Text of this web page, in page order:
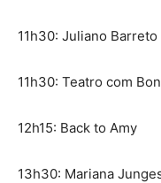
11h30: Juliano Barreto
11h30: Teatro com
12h15: Back to Amy
13h30: Mariana